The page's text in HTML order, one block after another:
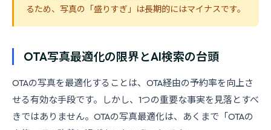
るため、写真の「盛りすぎ」は長期的にはマイナスです。
OTA写真最適化の限界とAI検索の台頭
OTAの写真を最適化することは、OTA経由の予約率を向上さ
せる有効な手段です。しかし、1つの重要な事実を見落とすべ
きではありません。OTAの写真最適化は、あくまで「OTAの